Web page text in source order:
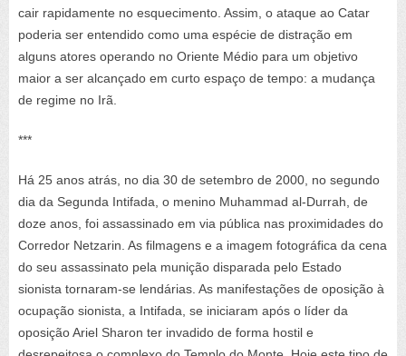
cair rapidamente no esquecimento. Assim, o ataque ao Catar
poderia ser entendido como uma espécie de distração em
alguns atores operando no Oriente Médio para um objetivo
maior a ser alcançado em curto espaço de tempo: a mudança
de regime no Irã.
***
Há 25 anos atrás, no dia 30 de setembro de 2000, no segundo
dia da Segunda Intifada, o menino Muhammad al-Durrah, de
doze anos, foi assassinado em via pública nas proximidades do
Corredor Netzarin. As filmagens e a imagem fotográfica da cena
do seu assassinato pela munição disparada pelo Estado
sionista tornaram-se lendárias. As manifestações de oposição à
ocupação sionista, a Intifada, se iniciaram após o líder da
oposição Ariel Sharon ter invadido de forma hostil e